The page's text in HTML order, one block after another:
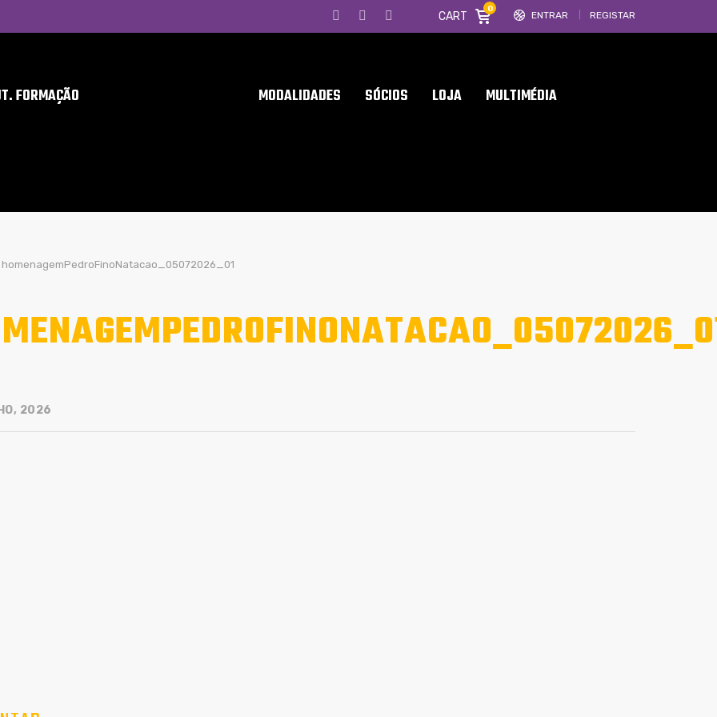
ENTRAR REGISTAR
CART
0
FORMAÇÃO MODALIDADES SÓCIOS LOJA MULTIMÉDIA
homenagemPedroFinoNatacao_05072026_01
2026